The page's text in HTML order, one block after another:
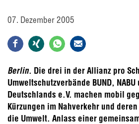
07. Dezember 2005
Berlin. Die drei in der Allianz pro
Umweltschutzverbände BUND,
Deutschlands e.V. machen mobil
Kürzungen im Nahverkehr und
die Umwelt. Anlass einer